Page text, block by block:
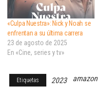
«Culpa Nuestra»: Nick y Noah se
enfrentan a su última carrera
23 de agosto de 2025
En «Cine, series y tv»
Etiquetas 2023 amazon